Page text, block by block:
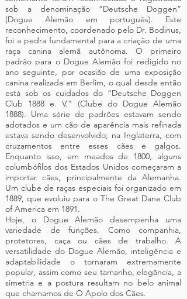
sob a denominação “Deutsche Doggen”
(Dogue Alemão em português). Este
reconhecimento, coordenado pelo Dr. Bodinus,
foi a pedra fundamental para a criação de uma
raça canina alemã autônoma. O primeiro
padrão para o Dogue Alemão foi redigido no
ano seguinte, por ocasião de uma exposição
canina realizada em Berlim, o qual desde então
está sob os cuidados do “Deutsche Doggen
Club 1888 e. V.” (Clube do Dogue Alemão
1888). Uma série de padrões estavam sendo
adotados e um cão de aparência mais refinada
estava sendo desenvolvido; na Inglaterra, com
cruzamentos entre esses cães e galgos.
Enquanto isso, em meados de 1800, alguns
columbófilos dos Estados Unidos começaram a
importar cães, principalmente da Alemanha.
Um clube de raças especiais foi organizado em
1889, que evoluiu para o The Great Dane Club
of America em 1891.
Hoje, o Dogue Alemão desempenha uma
variedade de funções. Como companhia,
protetores, caça ou cães de trabalho. A
versatilidade do Dogue Alemão, inteligência e
adaptabilidade o tornaram extremamente
popular, assim como seu tamanho, elegância, a
simetria e a postura resultam no belo animal
que chamamos de O Apolo dos Cães.